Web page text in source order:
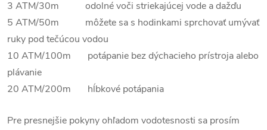
3 ATM/30m odolné voči striekajúcej vode a dažďu
5 ATM/50m môžete sa s hodinkami sprchovať umývať
ruky pod tečúcou vodou
10 ATM/100m potápanie bez dýchacieho prístroja alebo
plávanie
20 ATM/200m hĺbkové potápania
Pre presnejšie pokyny ohľadom vodotesnosti sa prosím